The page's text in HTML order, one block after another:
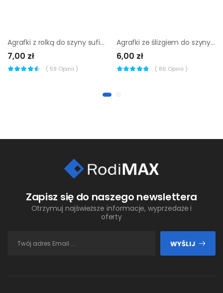
Agrafki z rolką do szyny sufitowej 50 szt. białe
7,00 zł
( 59 Opinii )
Agrafki ze ślizgiem do szyny sufitowej 10 szt. czarne
6,00 zł
( 86 Opinii )
Zapisz się do naszego newslettera
Otrzymuj najświeższe informacje, wyprzedaże i
oferty
WYŚLIJ